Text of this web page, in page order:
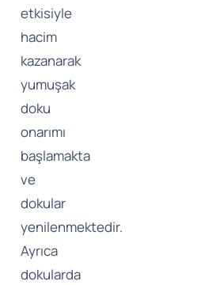
etkisiyle
hacim
kazanarak
yumuşak
doku
onarımı
başlamakta
ve
dokular
yenilenmektedir.
Ayrıca
dokularda